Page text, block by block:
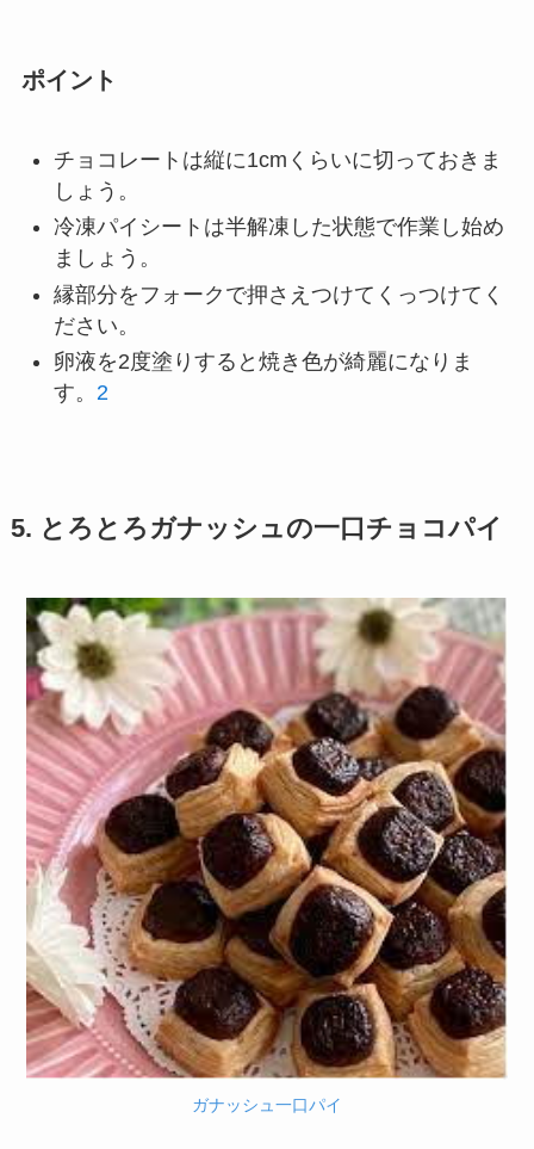
ポイント
チョコレートは縦に1cmくらいに切っておきま
しょう。
冷凍パイシートは半解凍した状態で作業し始め
ましょう。
縁部分をフォークで押さえつけてくっつけてく
ださい。
卵液を2度塗りすると焼き色が綺麗になりま
す。 2
5. とろとろガナッシュの一口チョコパイ
ガナッシュ一口パイ